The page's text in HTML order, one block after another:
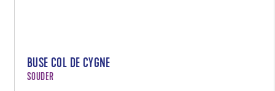
BUSE COL DE CYGNE
SOUDER